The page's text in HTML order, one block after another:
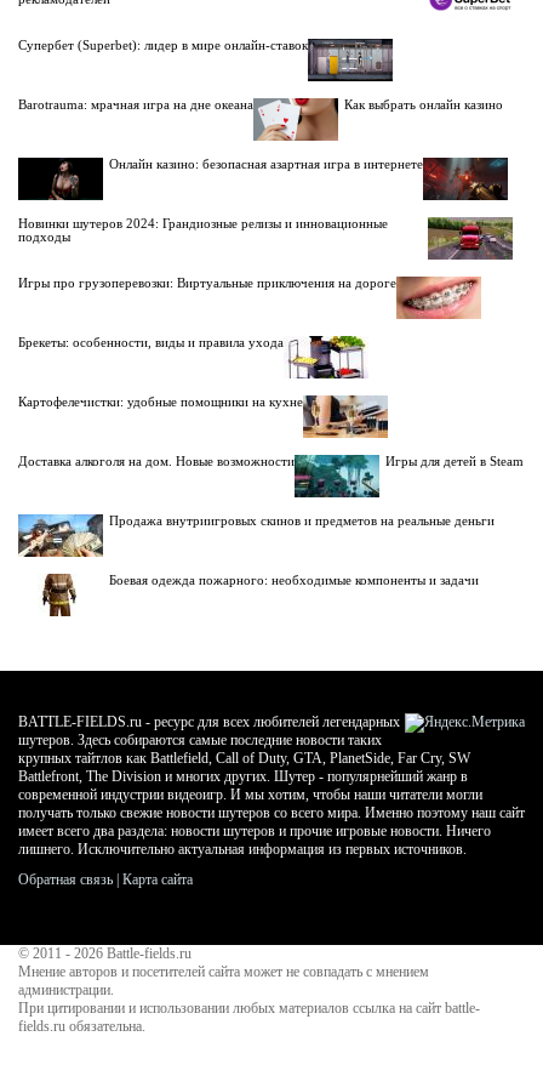
Супербет (Superbet): лидер в мире онлайн-ставок
Barotrauma: мрачная игра на дне океана Как выбрать онлайн казино
Онлайн казино: безопасная азартная игра в интернете
Новинки шутеров 2024: Грандиозные релизы и инновационные
подходы
Игры про грузоперевозки: Виртуальные приключения на дороге
Брекеты: особенности, виды и правила ухода
Картофелечистки: удобные помощники на кухне
Доставка алкоголя на дом. Новые возможности Игры для детей в Steam
Продажа внутриигровых скинов и предметов на реальные деньги
Боевая одежда пожарного: необходимые компоненты и задачи
BATTLE-FIELDS.ru - ресурс для всех любителей легендарных
шутеров. Здесь собираются самые последние новости таких
крупных тайтлов как Battlefield, Call of Duty, GTA, PlanetSide, Far Cry, SW
Battlefront, The Division и многих других. Шутер - популярнейший жанр в
современной индустрии видеоигр. И мы хотим, чтобы наши читатели могли
получать только свежие новости шутеров со всего мира. Именно поэтому наш сайт
имеет всего два раздела: новости шутеров и прочие игровые новости. Ничего
лишнего. Исключительно актуальная информация из первых источников.
Обратная связь | Карта сайта
© 2011 - 2026 Battle-fields.ru
Мнение авторов и посетителей сайта может не совпадать с мнением
администрации.
При цитировании и использовании любых материалов ссылка на сайт battle-
fields.ru обязательна.